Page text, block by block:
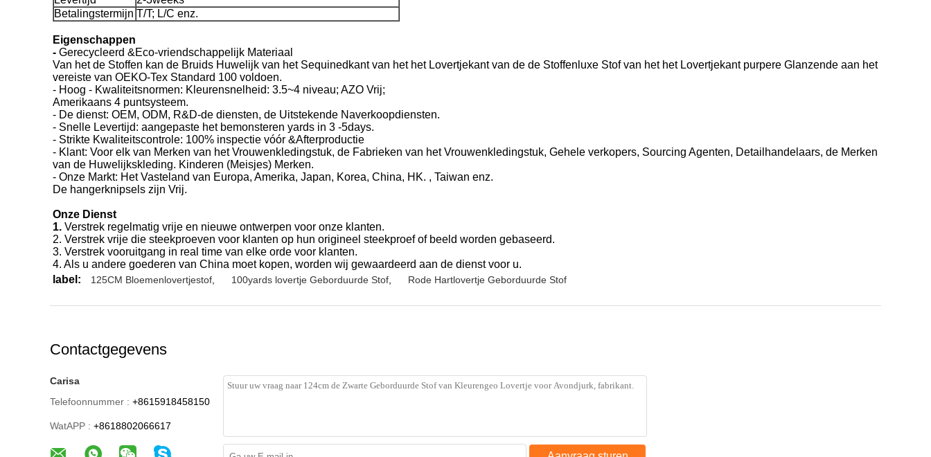
Betalingstermijn T/T; L/C enz.
Eigenschappen
- Gerecycleerd &Eco-vriendschappelijk Materiaal
Van het de Stoffen kan de Bruids Huwelijk van het Sequinedkant van het het Lovertjekant van de de Stoffenluxe Stof van het het Lovertjekant purpere Glanzende aan het
vereiste van OEKO-Tex Standard 100 voldoen.
- Hoog - Kwaliteitsnormen: Kleurensnelheid: 3.5~4 niveau; AZO Vrij;
Amerikaans 4 puntsysteem.
- De dienst: OEM, ODM, R&D-de diensten, de Uitstekende Naverkoopdiensten.
- Snelle Levertijd: aangepaste het bemonsteren yards in 3 -5days.
- Strikte Kwaliteitscontrole: 100% inspectie vóór &Afterproductie
- Klant: Voor elk van Merken van het Vrouwenkledingstuk, de Fabrieken van het Vrouwenkledingstuk, Gehele verkopers, Sourcing Agenten, Detailhandelaars, de Merken
van de Huwelijkskleding. Kinderen (Meisjes) Merken.
- Onze Markt: Het Vasteland van Europa, Amerika, Japan, Korea, China, HK. , Taiwan enz.
De hangerknipsels zijn Vrij.
Onze Dienst
1. Verstrek regelmatig vrije en nieuwe ontwerpen voor onze klanten.
2. Verstrek vrije die steekproeven voor klanten op hun origineel steekproef of beeld worden gebaseerd.
3. Verstrek vooruitgang in real time van elke orde voor klanten.
4. Als u andere goederen van China moet kopen, worden wij gewaardeerd aan de dienst voor u.
label:
125CM Bloemenlovertjestof 100yards lovertje Geborduurde Stof Rode Hartlovertje Geborduurde Stof
Contactgegevens
Carisa
Telefoonnummer : +8615918458150
WatAPP : +8618802066617